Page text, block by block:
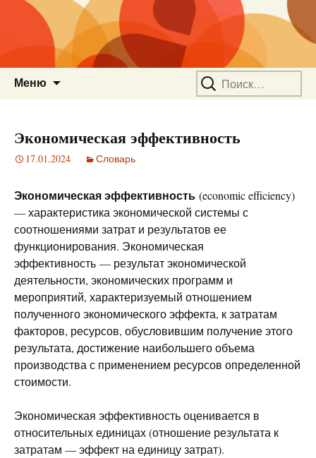
Меню Найти:
Экономическая эффективность
17.01.2024 Словарь
Экономическая эффективность (economic efficiency)
— характеристика экономической системы с
соотношениями затрат и результатов ее
функционирования. Экономическая
эффективность — результат экономической
деятельности, экономических программ и
мероприятий, характеризуемый отношением
полученного экономического эффекта, к затратам
факторов, ресурсов, обусловившим получение этого
результата, достижение наибольшего объема
производства с применением ресурсов определенной
стоимости.
Экономическая эффективность оценивается в
относительных единицах (отношение результата к
затратам — эффект на единицу затрат).